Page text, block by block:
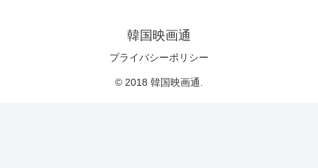
韓国映画通
プライバシーポリシー
© 2018 韓国映画通.